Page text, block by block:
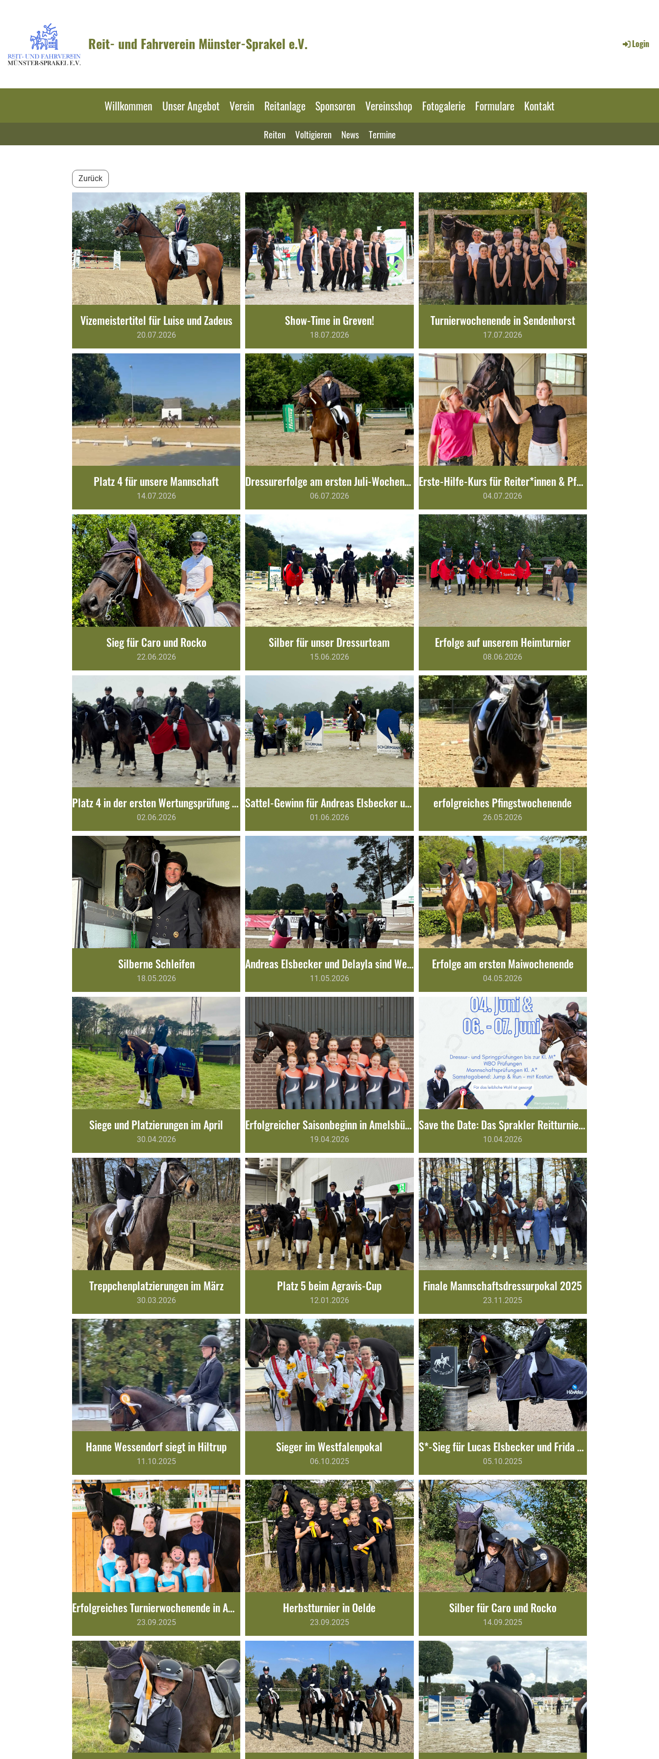
Reit- und Fahrverein Münster-Sprakel e.V. Login
Willkommen Unser Angebot Verein Reitanlage Sponsoren Vereinsshop Fotogalerie Formulare Kontakt
Reiten Voltigieren News Termine
Zurück
Vizemeistertitel für Luise und Zadeus
20.07.2026
Show-Time in Greven!
18.07.2026
Turnierwochenende in Sendenhorst
17.07.2026
Platz 4 für unsere Mannschaft
14.07.2026
Dressurerfolge am ersten Juli-Wochenende
06.07.2026
Erste-Hilfe-Kurs für Reiter*innen & Pferd
04.07.2026
Sieg für Caro und Rocko
22.06.2026
Silber für unser Dressurteam
15.06.2026
Erfolge auf unserem Heimturnier
08.06.2026
Platz 4 in der ersten Wertungsprüfung zum Mannschaftsdressurpokal
02.06.2026
Sattel-Gewinn für Andreas Elsbecker und Delayla
01.06.2026
erfolgreiches Pfingstwochenende
26.05.2026
Silberne Schleifen
18.05.2026
Andreas Elsbecker und Delayla sind Westfälische Amateur-Champions
11.05.2026
Erfolge am ersten Maiwochenende
04.05.2026
Siege und Platzierungen im April
30.04.2026
Erfolgreicher Saisonbeginn in Amelsbüren!
19.04.2026
Save the Date: Das Sprakler Reitturnier steht vor der Tür!
10.04.2026
Treppchenplatzierungen im März
30.03.2026
Platz 5 beim Agravis-Cup
12.01.2026
Finale Mannschaftsdressurpokal 2025
23.11.2025
Hanne Wessendorf siegt in Hiltrup
11.10.2025
Sieger im Westfalenpokal
06.10.2025
S*-Sieg für Lucas Elsbecker und Frida Fabelhaft
05.10.2025
Erfolgreiches Turnierwochenende in Amelsbüren
23.09.2025
Herbstturnier in Oelde
23.09.2025
Silber für Caro und Rocko
14.09.2025